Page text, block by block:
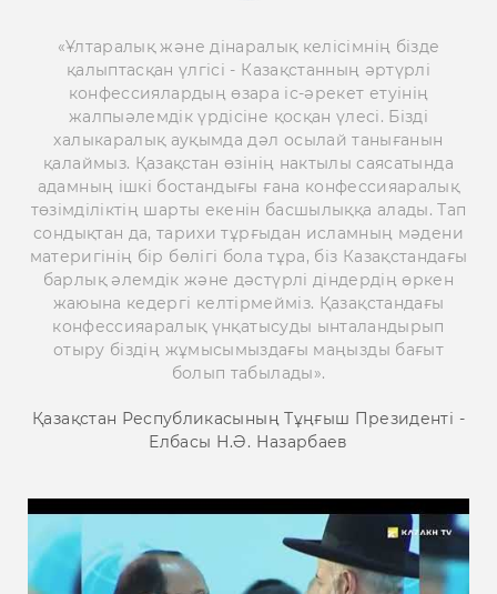
«Ұлтаралық және дінаралық келісімнің бізде
қалыптасқан үлгісі - Казақстанның әртүрлі
конфессиялардың өзара іс-әрекет етуінің
жалпыәлемдік үрдісіне қосқан үлесі. Бізді
халыкаралық ауқымда дәл осылай танығанын
қалаймыз. Қазақстан өзінің нактылы саясатында
адамның ішкі бостандығы ғана конфессияаралық
төзімділіктің шарты екенін басшылыққа алады. Тап
сондықтан да, тарихи тұрғыдан исламның мәдени
материгінің бір бөлігі бола тұра, біз Казақстандағы
барлық әлемдік және дәстүрлі діндердің өркен
жаюына кедергі келтірмейміз. Қазақстандағы
конфессияаралық үнқатысуды ынталандырып
отыру біздің жұмысымыздағы маңызды бағыт
болып табылады».
Қазақстан Республикасының Тұңғыш Президенті -
Елбасы Н.Ә. Назарбаев